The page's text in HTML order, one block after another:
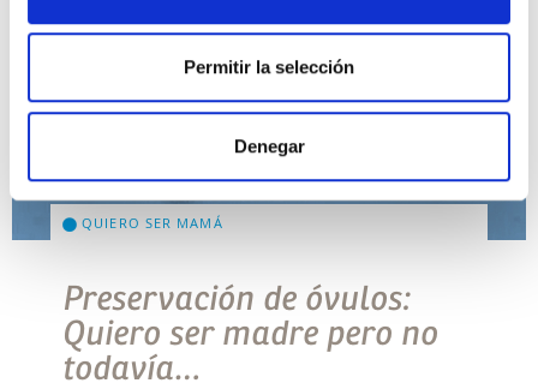
Permitir la selección
Denegar
QUIERO SER MAMÁ
Preservación de óvulos:
Quiero ser madre pero no
todavía…